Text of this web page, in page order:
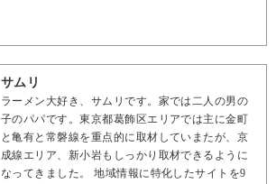
サムリ
ラーメン大好き、サムリです。家では二人の男の
子のパパです。東京都葛飾区エリアでは主に金町
と亀有と常磐線を重点的に取材していまたが、京
成線エリア、新小岩もしっかり取材できるように
なってきました。 地域情報に特化したサイトを9